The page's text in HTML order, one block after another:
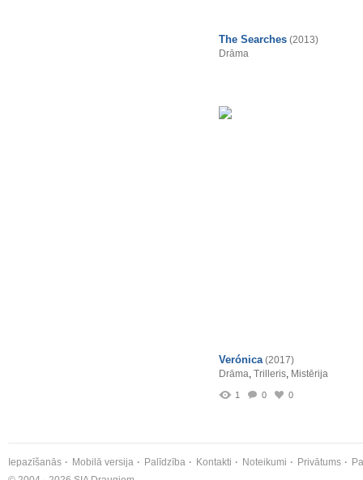
The Searches (2013)
Drāma
Verónica (2017)
Drāma, Trilleris, Mistērija
1 0 0
Iepazīšanās Mobilā versija Palīdzība Kontakti Noteikumi Privātums